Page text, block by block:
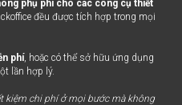
phụ phí cho các công cụ thiết
đều được tích hợp trong mọi
phí, hoặc có thể sở hữu ứng dụng
lần hợp lý.
kiệm chi phí ở mọi bước mà không